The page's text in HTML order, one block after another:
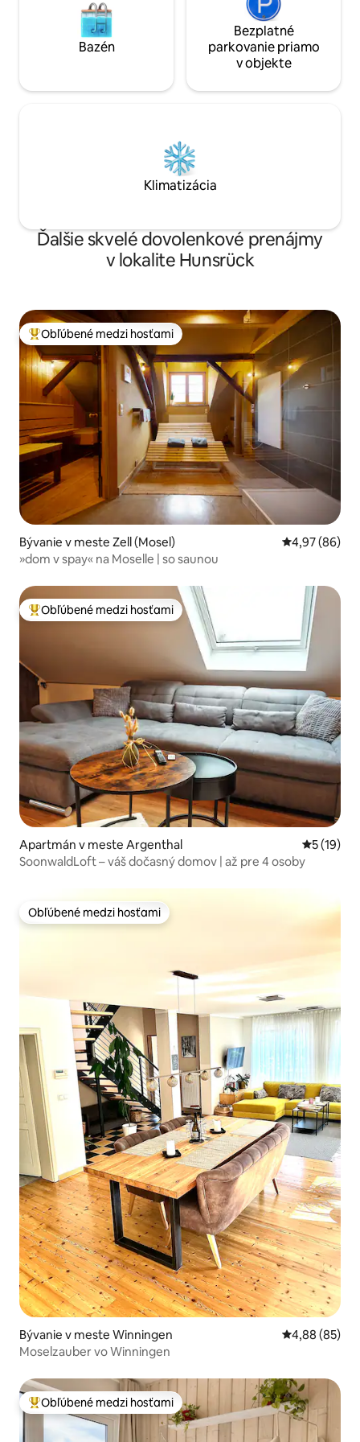
Bazén
Bezplatné
parkovanie priamo
v objekte
Klimatizácia
Ďalšie skvelé dovolenkové prenájmy
v lokalite Hunsrück
Najobľúbenejšie medzi hosťami
Obľúbené medzi hosťami
Bývanie v meste Zell (Mosel) Priemerné
4,97 (86)
»dom v spay« na Moselle | so saunou
Najobľúbenejšie medzi hosťami
Obľúbené medzi hosťami
Apartmán v meste Argenthal
5 (19)
SoonwaldLoft – váš dočasný domov | až pre 4 osoby
Obľúbené medzi hosťami
Obľúbené medzi hosťami
Bývanie v meste Winningen Priemerné
4,88 (85)
Moselzauber vo Winningen
Najobľúbenejšie medzi hosťami
Obľúbené medzi hosťami